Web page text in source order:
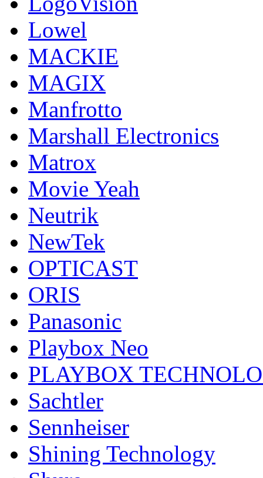
Lowel
MACKIE
MAGIX
Manfrotto
Marshall Electronics
Matrox
Movie Yeah
Neutrik
NewTek
OPTICAST
ORIS
Panasonic
Playbox Neo
PLAYBOX
Sachtler
Sennheiser
Shining Technology